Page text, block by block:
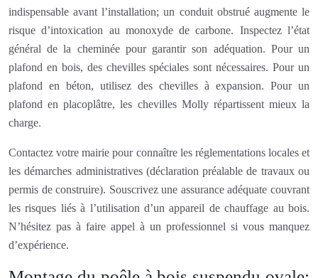
indispensable avant l’installation; un conduit obstrué augmente le
risque d’intoxication au monoxyde de carbone. Inspectez l’état
général de la cheminée pour garantir son adéquation. Pour un
plafond en bois, des chevilles spéciales sont nécessaires. Pour un
plafond en béton, utilisez des chevilles à expansion. Pour un
plafond en placoplâtre, les chevilles Molly répartissent mieux la
charge.
Contactez votre mairie pour connaître les réglementations locales et
les démarches administratives (déclaration préalable de travaux ou
permis de construire). Souscrivez une assurance adéquate couvrant
les risques liés à l’utilisation d’un appareil de chauffage au bois.
N’hésitez pas à faire appel à un professionnel si vous manquez
d’expérience.